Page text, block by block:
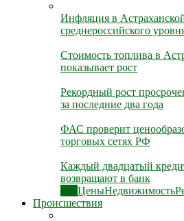
Инфляция в
среднероссийского
Стоимость топлива в
показывает рост
Рекордный рост
за последние два года
ФАС проверит
торговых сетях РФ
Каждый двадцатый
возвращают в банк
ЦеныНедвижимость
Происшествия